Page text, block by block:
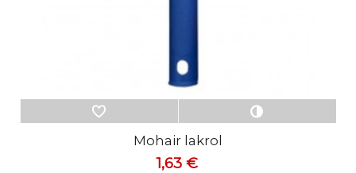
Mohair lakrol
1,63 €